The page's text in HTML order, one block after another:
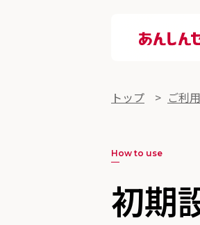
あんしんセ
トップ ご利
How to use
初期